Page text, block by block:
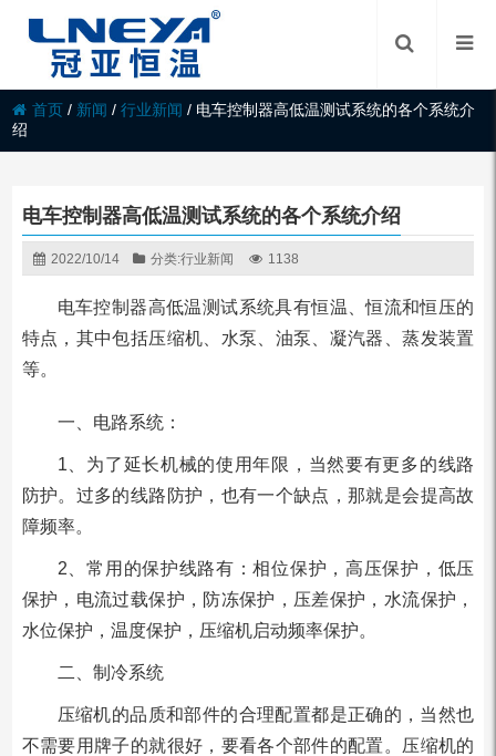
首页 / 新闻 /行业新闻 / 电车控制器高低温测试系统的各个系统介
绍
电车控制器高低温测试系统的各个系统介绍
2022/10/14 分类:行业新闻 1138
电车控制器高低温测试系统具有恒温、恒流和恒压的
特点，其中包括压缩机、水泵、油泵、凝汽器、蒸发装置
等。
一、电路系统：
1、为了延长机械的使用年限，当然要有更多的线路
防护。过多的线路防护，也有一个缺点，那就是会提高故
障频率。
2、常用的保护线路有：相位保护，高压保护，低压
保护，电流过载保护，防冻保护，压差保护，水流保护，
水位保护，温度保护，压缩机启动频率保护。
二、制冷系统
压缩机的品质和部件的合理配置都是正确的，当然也
不需要用牌子的就很好，要看各个部件的配置。压缩机的